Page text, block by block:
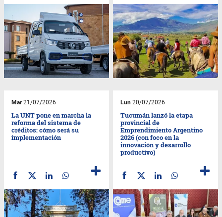
Mar21/07/2026
La UNT pone en marcha la
reforma del sistema de
créditos: cómo será su
implementación
Lun 20/07/2026
Tucumán lanzó la etapa
provincial de
Emprendimiento Argentino
2026 (con foco en la
innovación y desarrollo
productivo)